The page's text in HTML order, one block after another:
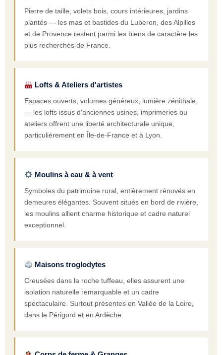
Pierre de taille, volets bois, cours intérieures, jardins
plantés — les mas et bastides du Luberon, des Alpilles
et de Provence restent parmi les biens de caractère les
plus recherchés de France.
Lofts & Ateliers d'artistes
Espaces ouverts, volumes généreux, lumière zénithale
— les lofts issus d'anciennes usines, imprimeries ou
ateliers offrent une liberté architecturale unique,
particulièrement en Île-de-France et à Lyon.
Moulins à eau & à vent
Symboles du patrimoine rural, entièrement rénovés en
demeures élégantes. Souvent situés en bord de rivière,
les moulins allient charme historique et cadre naturel
exceptionnel.
Maisons troglodytes
Creusées dans la roche tuffeau, elles assurent une
isolation naturelle remarquable et un cadre
spectaculaire. Surtout présentes en Vallée de la Loire,
dans le Périgord et en Ardèche.